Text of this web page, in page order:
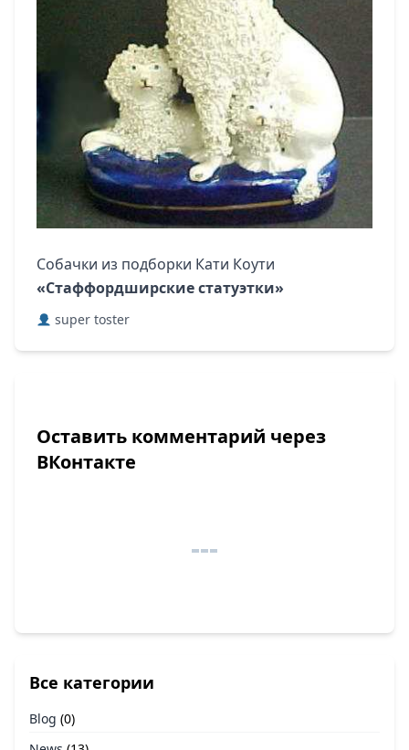
Собачки из подборки Кати Коути
«Стаффордширские статуэтки»
super toster
Оставить комментарий через
ВКонтакте
Все категории
Blog (0)